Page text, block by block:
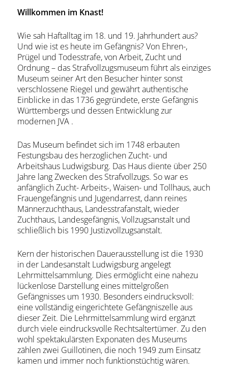
Willkommen im Knast!
Wie sah Haftalltag im 18. und 19. Jahrhundert aus?
Und wie ist es heute im Gefängnis? Von Ehren-,
Prügel und Todesstrafe, von Arbeit, Zucht und
Ordnung – das Strafvollzugsmuseum führt als einziges
Museum seiner Art den Besucher hinter sonst
verschlossene Riegel und gewährt authentische
Einblicke in das 1736 gegründete, erste Gefängnis
Württembergs und dessen Entwicklung zur
modernen JVA .
Das Museum befindet sich im 1748 erbauten
Festungsbau des herzoglichen Zucht- und
Arbeitshaus Ludwigsburg. Das Haus diente über 250
Jahre lang Zwecken des Strafvollzugs. So war es
anfänglich Zucht- Arbeits-, Waisen- und Tollhaus, auch
Frauengefängnis und Jugendarrest, dann reines
Männerzuchthaus, Landesstrafanstalt, wieder
Zuchthaus, Landesgefängnis, Vollzugsanstalt und
schließlich bis 1990 Justizvollzugsanstalt.
Kern der historischen Dauerausstellung ist die 1930
in der Landesanstalt Ludwigsburg angelegt
Lehrmittelsammlung. Dies ermöglicht eine nahezu
lückenlose Darstellung eines mittelgroßen
Gefängnisses um 1930. Besonders eindrucksvoll:
eine vollständig eingerichtete Gefängniszelle aus
dieser Zeit. Die Lehrmittelsammlung wird ergänzt
durch viele eindrucksvolle Rechtsaltertümer. Zu den
wohl spektakulärsten Exponaten des Museums
zählen zwei Guillotinen, die noch 1949 zum Einsatz
kamen und immer noch funktionstüchtig wären.